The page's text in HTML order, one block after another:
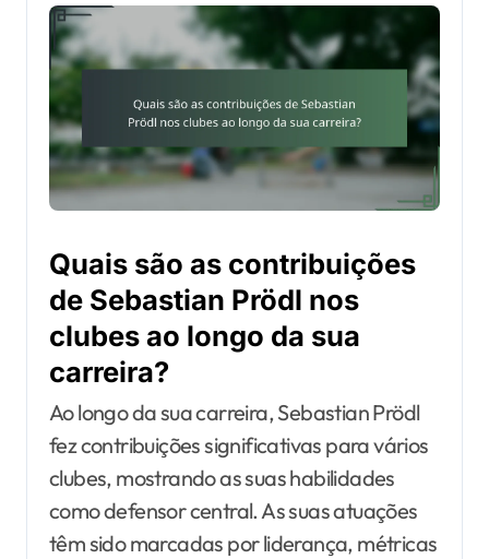
Quais são as contribuições
de Sebastian Prödl nos
clubes ao longo da sua
carreira?
Ao longo da sua carreira, Sebastian Prödl
fez contribuições significativas para vários
clubes, mostrando as suas habilidades
como defensor central. As suas atuações
têm sido marcadas por liderança, métricas